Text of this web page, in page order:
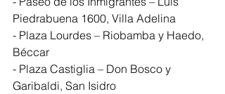
Piedrabuena 1600, Villa Adelina
- Plaza Lourdes – Riobamba y Haedo,
Béccar
- Plaza Castiglia – Don Bosco y
Garibaldi, San Isidro